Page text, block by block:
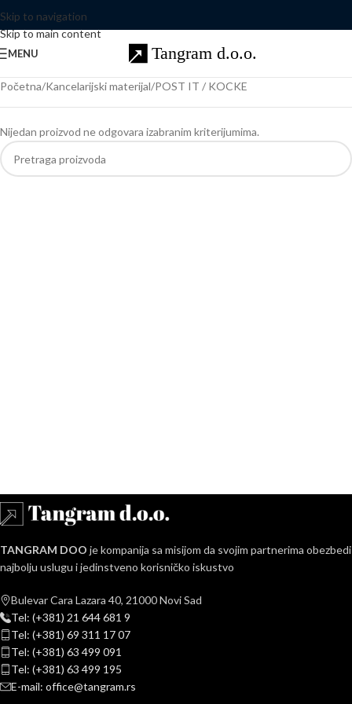
Skip to navigation
Skip to main content
MENU
Početna Kancelarijski materijal POST IT / KOCKE
Nijedan proizvod ne odgovara izabranim kriterijumima.
TANGRAM DOO je kompanija sa misijom da svojim partnerima obezbedi
najbolju uslugu i jedinstveno korisničko iskustvo
Bulevar Cara Lazara 40, 21000 Novi Sad
Tel: (+381) 21 644 681 9
Tel: (+381) 69 311 17 07
Tel: (+381) 63 499 091
Tel: (+381) 63 499 195
E-mail: office@tangram.rs